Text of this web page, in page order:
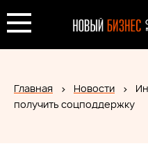
Главная Новости
получить соцподдержку